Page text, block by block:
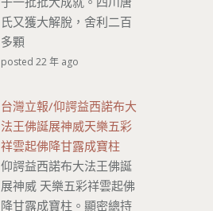
氏又獲大解脫，舍利二百
多顆
posted 22 年 ago
台灣立報/仰諤益西諾布大
法王佛誕展神威天樂五彩
祥雲起佛降甘露成寶柱
仰諤益西諾布大法王佛誕
展神威 天樂五彩祥雲起佛
降甘露成寶柱。顯密總持